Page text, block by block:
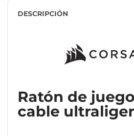
DESCRIPCIÓN
Ratón de
cable